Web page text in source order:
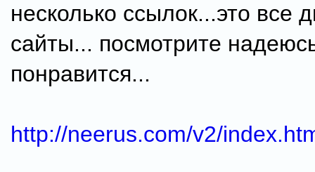
несколько ссылок...это все
сайты... посмотрите
понравится...
http://neerus.com/v2/